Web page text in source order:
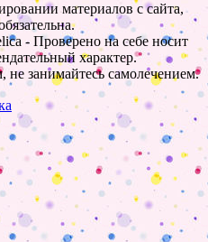
материалов с сайта,
- Проверено на себе носит
характер.
не занимайтесь самолечением.